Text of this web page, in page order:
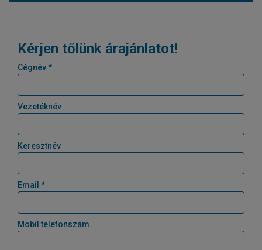
Kérjen tőlünk árajánlatot!
Cégnév *
Vezetéknév
Keresztnév
Email *
Mobil telefonszám